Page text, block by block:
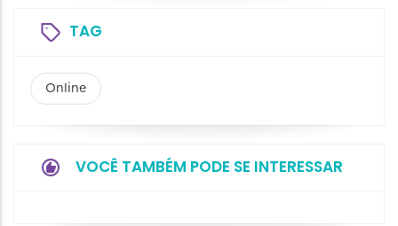
TAG
Online
VOCÊ TAMBÉM PODE SE INTERESSAR